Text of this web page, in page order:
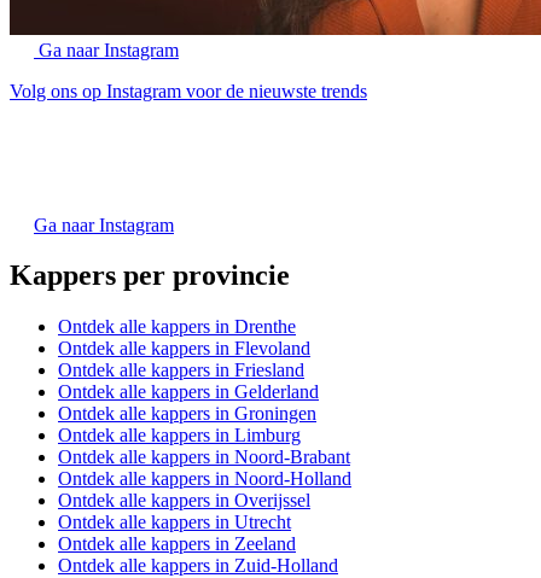
Ga naar Instagram
Volg ons op Instagram voor de nieuwste trends
Ga naar Instagram
Kappers per provincie
Ontdek alle kappers in Drenthe
Ontdek alle kappers in Flevoland
Ontdek alle kappers in Friesland
Ontdek alle kappers in Gelderland
Ontdek alle kappers in Groningen
Ontdek alle kappers in Limburg
Ontdek alle kappers in Noord-Brabant
Ontdek alle kappers in Noord-Holland
Ontdek alle kappers in Overijssel
Ontdek alle kappers in Utrecht
Ontdek alle kappers in Zeeland
Ontdek alle kappers in Zuid-Holland